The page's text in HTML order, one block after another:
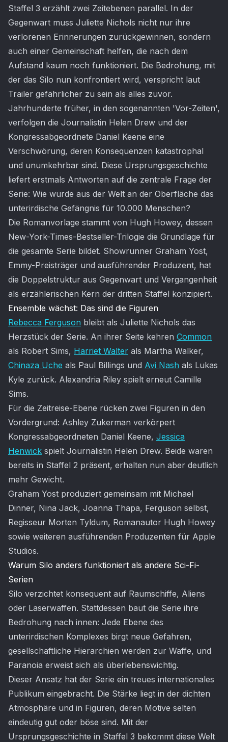
Staffel 3 erzählt zwei Zeitebenen parallel. In der
Gegenwart muss Juliette Nichols nicht nur ihre
verlorenen Erinnerungen zurückgewinnen, sondern
auch einer Gemeinschaft helfen, die nach dem
Aufstand kaum noch funktioniert. Die Bedrohung, mit
der das Silo nun konfrontiert wird, verspricht laut
Trailer gefährlicher zu sein als alles zuvor.
Jahrhunderte früher, in den sogenannten 'Vor-Zeiten',
verfolgen die Journalistin Helen Drew und der
Kongressabgeordnete Daniel Keene eine
Verschwörung, deren Konsequenzen katastrophal
und unumkehrbar sind. Diese Ursprungsgeschichte
liefert erstmals Antworten auf die zentrale Frage der
Serie: Wie wurde aus der Welt an der Oberfläche das
unterirdische Gefängnis für 10.000 Menschen?
Die Romanvorlage stammt von Hugh Howey, dessen
New-York-Times-Bestseller-Trilogie die Grundlage für
die gesamte Serie bildet. Showrunner Graham Yost,
Emmy-Preisträger und ausführender Produzent, hat
die Doppelstruktur aus Gegenwart und Vergangenheit
als erzählerischen Kern der dritten Staffel konzipiert.
Ensemble wächst: Das sind die Figuren
Rebecca Ferguson bleibt als Juliette Nichols das
Herzstück der Serie. An ihrer Seite kehren Common
als Robert Sims, Harriet Walter als Martha Walker,
Chinaza Uche als Paul Billings und Avi Nash als Lukas
Kyle zurück. Alexandria Riley spielt erneut Camille
Sims.
Für die Zeitreise-Ebene rücken zwei Figuren in den
Vordergrund: Ashley Zukerman verkörpert
Kongressabgeordneten Daniel Keene, Jessica
Henwick spielt Journalistin Helen Drew. Beide waren
bereits in Staffel 2 präsent, erhalten nun aber deutlich
mehr Gewicht.
Graham Yost produziert gemeinsam mit Michael
Dinner, Nina Jack, Joanna Thapa, Ferguson selbst,
Regisseur Morten Tyldum, Romanautor Hugh Howey
sowie weiteren ausführenden Produzenten für Apple
Studios.
Warum Silo anders funktioniert als andere Sci-Fi-
Serien
Silo verzichtet konsequent auf Raumschiffe, Aliens
oder Laserwaffen. Stattdessen baut die Serie ihre
Bedrohung nach innen: Jede Ebene des
unterirdischen Komplexes birgt neue Gefahren,
gesellschaftliche Hierarchien werden zur Waffe, und
Paranoia erweist sich als überlebenswichtig.
Dieser Ansatz hat der Serie ein treues internationales
Publikum eingebracht. Die Stärke liegt in der dichten
Atmosphäre und in Figuren, deren Motive selten
eindeutig gut oder böse sind. Mit der
Ursprungsgeschichte in Staffel 3 bekommt diese Welt